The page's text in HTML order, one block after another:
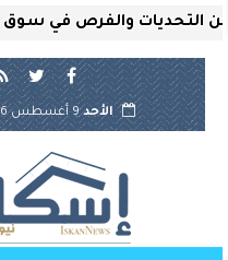
والفرص في سوق
الأحد9 أغسطس 2026